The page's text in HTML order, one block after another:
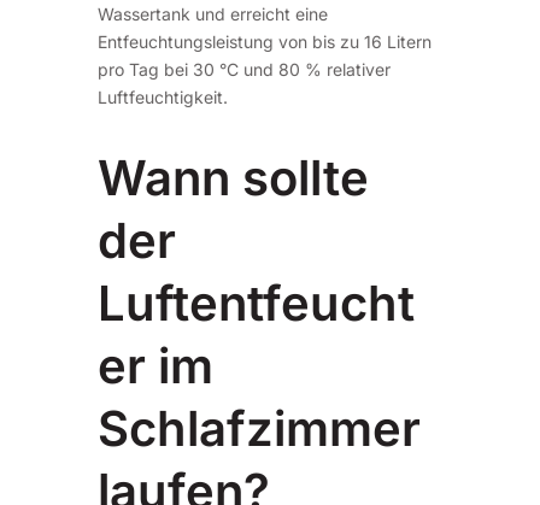
Wassertank und erreicht eine
Entfeuchtungsleistung von bis zu 16 Litern
pro Tag bei 30 °C und 80 % relativer
Luftfeuchtigkeit.
Wann sollte
der
Luftentfeucht
er im
Schlafzimmer
laufen?